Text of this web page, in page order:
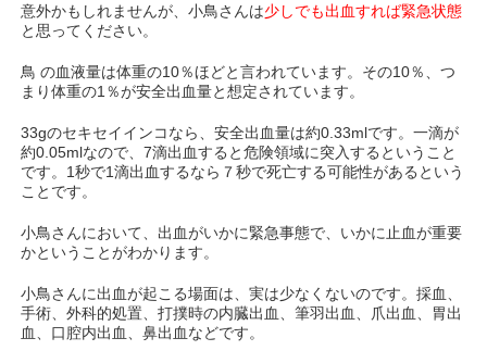
意外かもしれませんが、小鳥さんは少しでも出血すれば緊急状態
と思ってください。
鳥 の血液量は体重の10％ほどと言われています。その10％、つ
まり体重の1％が安全出血量と想定されています。
33gのセキセイインコなら、安全出血量は約0.33mlです。一滴が
約0.05mlなので、7滴出血すると危険領域に突入するということ
です。1秒で1滴出血するなら７秒で死亡する可能性があるという
ことです。
小鳥さんにおいて、出血がいかに緊急事態で、いかに止血が重要
かということがわかります。
小鳥さんに出血が起こる場面は、実は少なくないのです。採血、
手術、外科的処置、打撲時の内臓出血、筆羽出血、爪出血、胃出
血、口腔内出血、鼻出血などです。